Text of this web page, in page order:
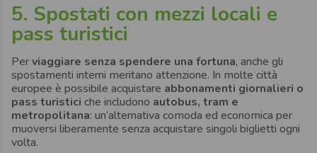
5. Spostati con mezzi locali e
pass turistici
Perviaggiare senza spendere una fortuna, anche gli
spostamenti interni meritano attenzione. In molte città
europee è possibile acquistare abbonamenti giornalieri o
pass turistici che includono autobus, tram e
metropolitana: un’alternativa comoda ed economica per
muoversi liberamente senza acquistare singoli biglietti ogni
volta.